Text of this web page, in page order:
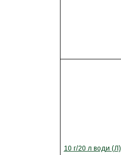
10 г/20 л води (Л)